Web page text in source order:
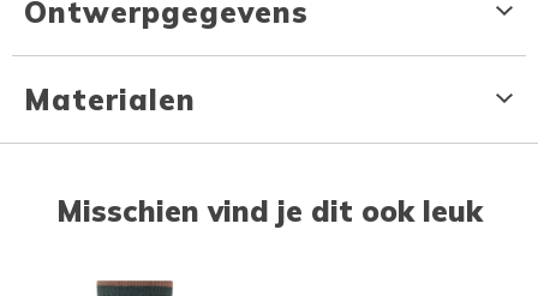
Ontwerpgegevens
Materialen
Misschien vind je dit ook leuk